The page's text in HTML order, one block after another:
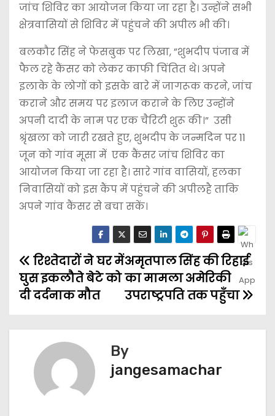
जांच शिविर का आयोजन किया जा रहा है। उन्होंने सभी
क्षेत्रवासियों से शिविर में पहुंचने की अपील भी की।
बलकौर सिंह ने फेसबुक पर लिखा, ”शुभदीप पंजाब में
फैल रहे कैंसर को लेकर काफी चिंतित थे। अपने
इलाके के लोगों को इसके बारे में जागरूक करने, जांच
कराने और समय पर इलाज कराने के लिए उन्होंने
अपनी दादी के नाम पर एक चैरिटी शुरू की।” उसी
श्रृंखला को जारी रखते हुए, शुभदीप के जन्मदिन पर 11
जून को गांव मूसा में एक कैंसर जांच शिविर का
आयोजन किया जा रहा है। सारे गांव वासियों, हलका
निवासियों को इस कैंप में पहुंचने की अपीलहै ताकि
अपने गांव कैंसर से बचा सकें।
अमृतपाल सिंह की रिहाई
का मामला अमेरिकी
उपराष्ट्रपति तक पहुँचा
रिश्तेदारों ने घर में
घुस इकलौते बेटे को
दी दर्दनाक मौत
By
jangesamachar